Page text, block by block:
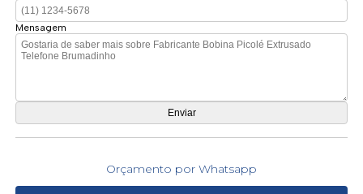
Mensagem
Orçamento por Whatsapp